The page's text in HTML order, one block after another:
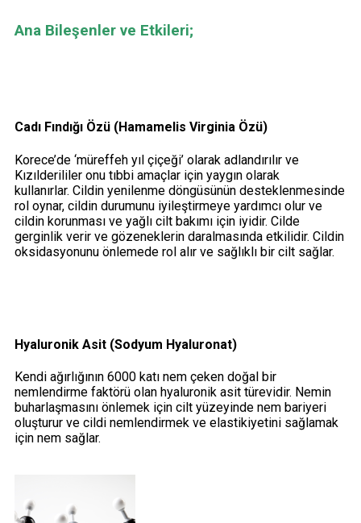
Ana Bileşenler ve Etkileri;
Cadı Fındığı Özü (Hamamelis Virginia Özü)
Korece’de ‘müreffeh yıl çiçeği’ olarak adlandırılır ve
Kızılderililer onu tıbbi amaçlar için yaygın olarak
kullanırlar. Cildin yenilenme döngüsünün desteklenmesinde
rol oynar, cildin durumunu iyileştirmeye yardımcı olur ve
cildin korunması ve yağlı cilt bakımı için iyidir. Cilde
gerginlik verir ve gözeneklerin daralmasında etkilidir. Cildin
oksidasyonunu önlemede rol alır ve sağlıklı bir cilt sağlar.
Hyaluronik Asit (Sodyum Hyaluronat)
Kendi ağırlığının 6000 katı nem çeken doğal bir
nemlendirme faktörü olan hyaluronik asit türevidir. Nemin
buharlaşmasını önlemek için cilt yüzeyinde nem bariyeri
oluşturur ve cildi nemlendirmek ve elastikiyetini sağlamak
için nem sağlar.